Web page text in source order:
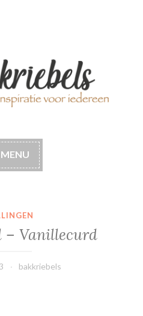
MENU
– Vanillecurd
bakkriebels